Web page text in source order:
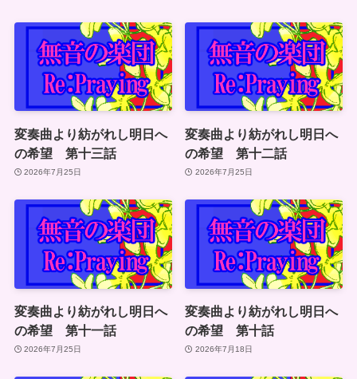
変奏曲より紡がれし明日へ
の希望 第十三話
2026年7月25日
変奏曲より紡がれし明日へ
の希望 第十二話
2026年7月25日
変奏曲より紡がれし明日へ
の希望 第十一話
2026年7月25日
変奏曲より紡がれし明日へ
の希望 第十話
2026年7月18日